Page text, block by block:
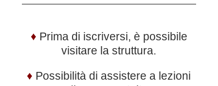
♦ Prima di iscriversi, è possibile
visitare la struttura.
♦ Possibilità di assistere a lezioni